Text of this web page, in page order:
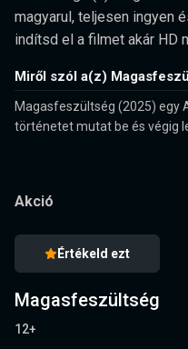
magyarul, teljesen ingyen
indítsd el a filmet akár HD
Miről szól a(z)
Magasfeszültség (2025) egy
történetet mutat be és végig
Akció
Értékeld ezt
Magasfeszültség
12+